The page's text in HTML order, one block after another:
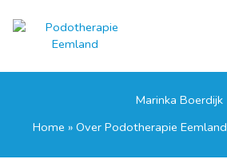
naar
Marinka Boerdijk
Home » Over Podotherapie Eemland